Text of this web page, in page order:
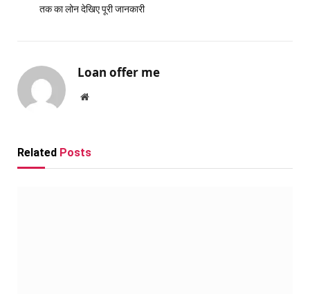
तक का लोन देखिए पूरी जानकारी
Loan offer me
Website
Related Posts